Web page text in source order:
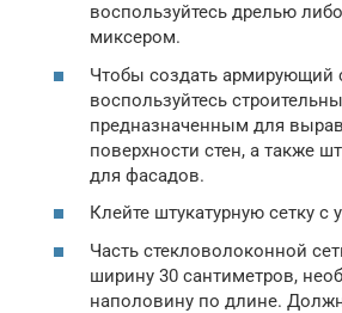
воспользуйтесь дрелью
миксером.
Чтобы создать армирующий
воспользуйтесь
предназначенным для
поверхности стен, а также
для фасадов.
Клейте штукатурную сетку с
Часть стекловолоконной
ширину 30 сантиметров,
наполовину по длине.